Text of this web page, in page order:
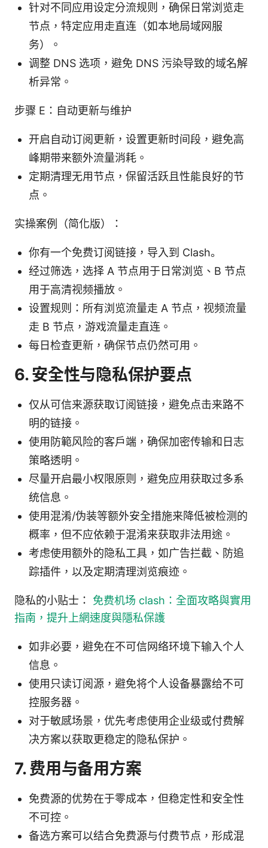
针对不同应用设定分流规则，确保日常浏览走
节点，特定应用走直连（如本地局域网服
务）。
调整 DNS 选项，避免 DNS 污染导致的域名解
析异常。
步骤 E：自动更新与维护
开启自动订阅更新，设置更新时间段，避免高
峰期带来额外流量消耗。
定期清理无用节点，保留活跃且性能良好的节
点。
实操案例（简化版）：
你有一个免费订阅链接，导入到 Clash。
经过筛选，选择 A 节点用于日常浏览、B 节点
用于高清视频播放。
设置规则：所有浏览流量走 A 节点，视频流量
走 B 节点，游戏流量走直连。
每日检查更新，确保节点仍然可用。
6. 安全性与隐私保护要点
仅从可信来源获取订阅链接，避免点击来路不
明的链接。
使用防範风险的客户端，确保加密传输和日志
策略透明。
尽量开启最小权限原则，避免应用获取过多系
统信息。
使用混淆/伪装等额外安全措施来降低被检测的
概率，但不应依赖于混淆来获取非法用途。
考虑使用额外的隐私工具，如广告拦截、防追
踪插件，以及定期清理浏览痕迹。
隐私的小贴士： 免费机场 clash：全面攻略與實用
指南，提升上網速度與隱私保護
如非必要，避免在不可信网络环境下输入个人
信息。
使用只读订阅源，避免将个人设备暴露给不可
控服务器。
对于敏感场景，优先考虑使用企业级或付费解
决方案以获取更稳定的隐私保护。
7. 费用与备用方案
免费源的优势在于零成本，但稳定性和安全性
不可控。
备选方案可以结合免费源与付费节点，形成混